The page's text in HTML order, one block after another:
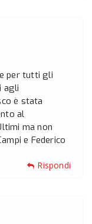
per tutti gli
agli
è stata
al
ma non
e Federico
Rispondi